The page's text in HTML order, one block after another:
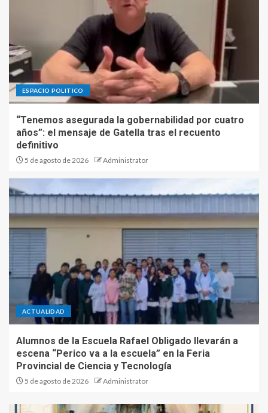
4
Alumnos de la Escuela Rafael
Obligado llevarán a escena
“Perico va a la escuela” en la
Feria Provincial de Ciencia y
Tecnología
5
Tras el triunfo de Gattella, la
definición de las bancas del
Concejo Deliberante genera
tensiones y reclamos
ESPACIO POLITICO
“Tenemos asegurada la gobernabilidad por cuatro
años”: el mensaje de Gatella tras el recuento
definitivo
5 de agosto de 2026 Administrator
ACTUALIDAD
Alumnos de la Escuela Rafael Obligado llevarán a
escena “Perico va a la escuela” en la Feria
Provincial de Ciencia y Tecnología
5 de agosto de 2026 Administrator